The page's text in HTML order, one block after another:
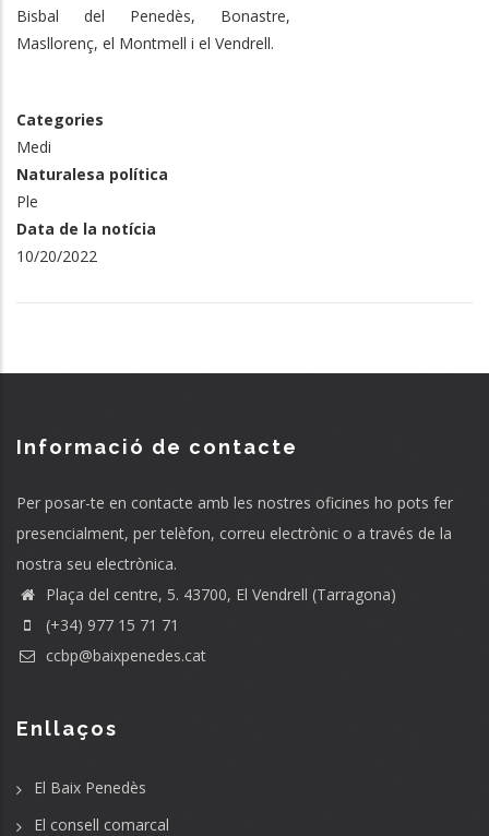
Bisbal del Penedès, Bonastre,
Masllorenç, el Montmell i el Vendrell.
Categories
Medi
Naturalesa política
Ple
Data de la notícia
10/20/2022
Informació de contacte
Per posar-te en contacte amb les nostres oficines ho pots fer
presencialment, per telèfon, correu electrònic o a través de la
nostra seu electrònica.
Plaça del centre, 5. 43700, El Vendrell (Tarragona)
(+34) 977 15 71 71
ccbp@baixpenedes.cat
Enllaços
El Baix Penedès
El consell comarcal